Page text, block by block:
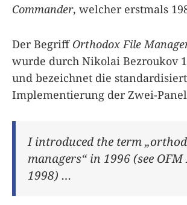
Commander, welcher erstmals
Der Begriff Orthodox File
wurde durch Nikolai Bezroukov
und bezeichnet die
Implementierung der Zwei-
I introduced the term
managers“ in 1996 (see
1998) …